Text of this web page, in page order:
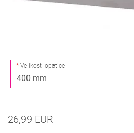
Velikost lopatice
26,99 EUR